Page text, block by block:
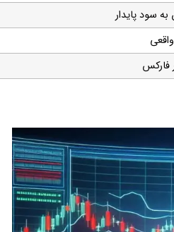
سود پایدار
فارکس